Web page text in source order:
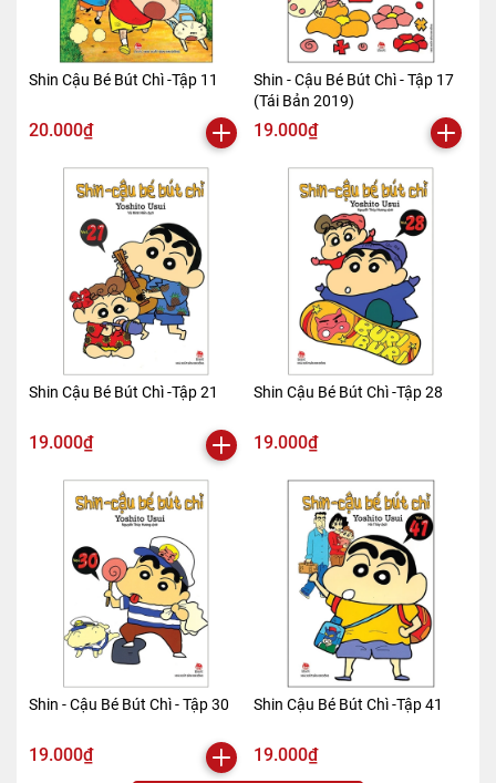
Shin Cậu Bé Bút Chì -Tập 11
20.000₫
Shin - Cậu Bé Bút Chì - Tập 17
(Tái Bản 2019)
19.000₫
Shin Cậu Bé Bút Chì -Tập 21
19.000₫
Shin Cậu Bé Bút Chì -Tập 28
19.000₫
Shin - Cậu Bé Bút Chì - Tập 30
19.000₫
Shin Cậu Bé Bút Chì -Tập 41
19.000₫